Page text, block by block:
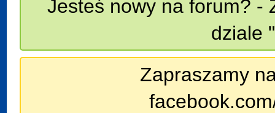
Jesteś nowy na forum? -
dziale
Zapraszamy